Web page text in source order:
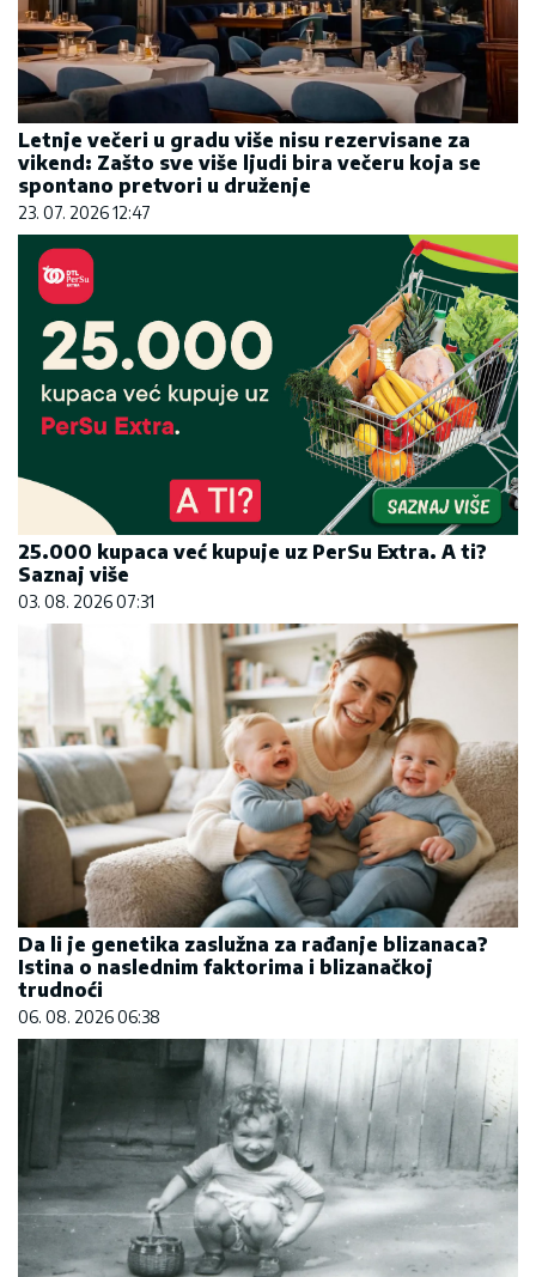
Letnje večeri u gradu više nisu rezervisane za
vikend: Zašto sve više ljudi bira večeru koja se
spontano pretvori u druženje
23. 07. 2026 12:47
25.000 kupaca već kupuje uz PerSu Extra. A ti?
Saznaj više
03. 08. 2026 07:31
Da li je genetika zaslužna za rađanje blizanaca?
Istina o naslednim faktorima i blizanačkoj
trudnoći
06. 08. 2026 06:38